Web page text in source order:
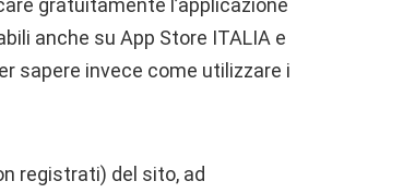
anche su App Store ITALIA e
sapere invece come utilizzare i
registrati) del sito, ad